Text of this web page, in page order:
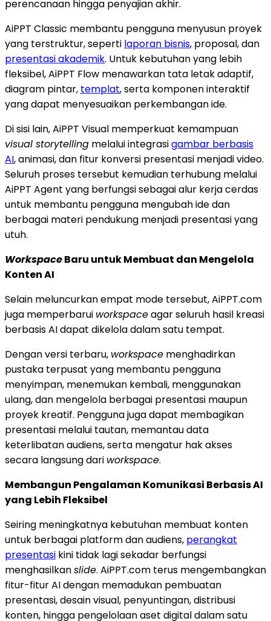
perencanaan hingga penyajian akhir.
AiPPT Classic membantu pengguna menyusun proyek
yang terstruktur, seperti laporan bisnis, proposal, dan
presentasi akademik. Untuk kebutuhan yang lebih
fleksibel, AiPPT Flow menawarkan tata letak adaptif,
diagram pintar, templat, serta komponen interaktif
yang dapat menyesuaikan perkembangan ide.
Di sisi lain, AiPPT Visual memperkuat kemampuan
visual storytelling melalui integrasigambar berbasis
AI, animasi, dan fitur konversi presentasi menjadi video.
Seluruh proses tersebut kemudian terhubung melalui
AiPPT Agent yang berfungsi sebagai alur kerja cerdas
untuk membantu pengguna mengubah ide dan
berbagai materi pendukung menjadi presentasi yang
utuh.
WorkspaceBaru untuk Membuat dan Mengelola
Konten AI
Selain meluncurkan empat mode tersebut, AiPPT.com
juga memperbarui workspaceagar seluruh hasil kreasi
berbasis AI dapat dikelola dalam satu tempat.
Dengan versi terbaru, workspace menghadirkan
pustaka terpusat yang membantu pengguna
menyimpan, menemukan kembali, menggunakan
ulang, dan mengelola berbagai presentasi maupun
proyek kreatif. Pengguna juga dapat membagikan
presentasi melalui tautan, memantau data
keterlibatan audiens, serta mengatur hak akses
secara langsung dari workspace.
Membangun Pengalaman Komunikasi Berbasis AI
yang Lebih Fleksibel
Seiring meningkatnya kebutuhan membuat konten
untuk berbagai platform dan audiens, perangkat
presentasi kini tidak lagi sekadar berfungsi
menghasilkanslide. AiPPT.com terus mengembangkan
fitur-fitur AI dengan memadukan pembuatan
presentasi, desain visual, penyuntingan, distribusi
konten, hingga pengelolaan aset digital dalam satu